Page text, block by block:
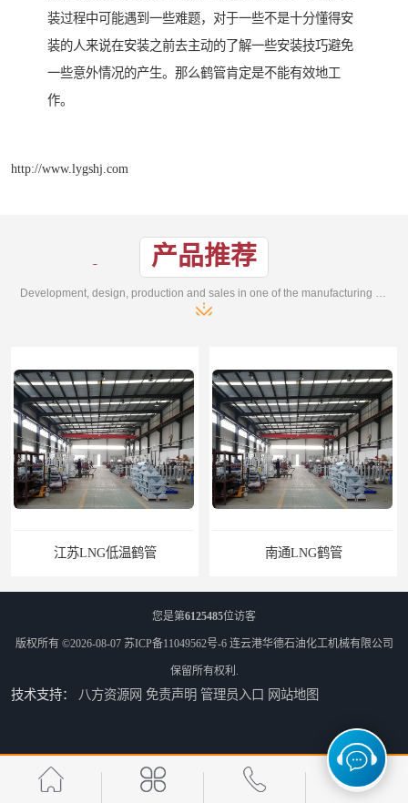
装过程中可能遇到一些难题，对于一些不是十分懂得安
装的人来说在安装之前去主动的了解一些安装技巧避免
一些意外情况的产生。那么鹤管肯定是不能有效地工
作。
http://www.lygshj.com
产品推荐
江苏LNG低温鹤管 南通LNG鹤管
江苏LNG鹤管 太原船用臂厂家
您是第6125485位访客
版权所有 ©2026-08-07 苏ICP备11049562号-6 连云港华德石油化工机械有限公司
保留所有权利.
技术支持： 八方资源网 免责声明 管理员入口 网站地图